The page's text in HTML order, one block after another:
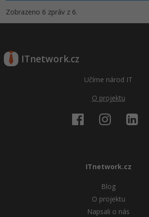
Zobrazeno 6 zpráv z 6.
ITnetwork.cz
Učíme národ IT
O projektu
ITnetwork.cz
Blog
O projektu
Napsali o nás